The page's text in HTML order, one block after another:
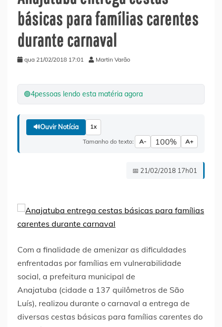
básicas para famílias carentes
durante carnaval
qua 21/02/2018 17:01 Martin Varão
🟢4pessoas lendo esta matéria agora
🔊Ouvir Notícia 1x
Tamanho do texto: A- 100% A+
📅 21/02/2018 17h01
Com a finalidade de amenizar as dificuldades
enfrentadas por famílias em vulnerabilidade
social, a prefeitura municipal de
Anajatuba (cidade a 137 quilômetros de São
Luís), realizou durante o carnaval a entrega de
diversas cestas básicas para famílias carentes do